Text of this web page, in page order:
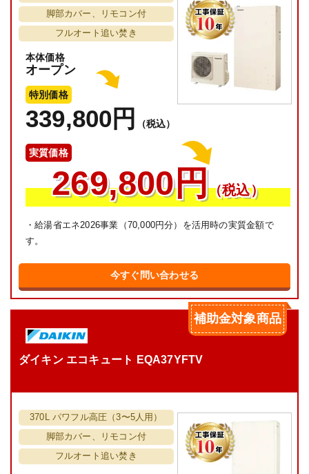
補助金対象商品
ダイキン エコキュート EQA37YFTV
370L パワフル高圧（3〜5人用）
脚部カバー、リモコン付
フルオート追い焚き
脚部カバー、リモコン付
フルオート追い焚き
本体価格
オープン
特別価格
339,800円 （税込）
実質価格
269,800円（税込）
・給湯省エネ2026事業（70,000円分）を活用時の実質金額で
す。
今すぐ問い合わせる